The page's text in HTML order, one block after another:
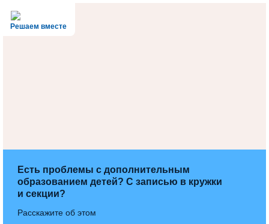
Решаем вместе
Есть проблемы с дополнительным
образованием детей? С записью в кружки
и секции?
Расскажите об этом